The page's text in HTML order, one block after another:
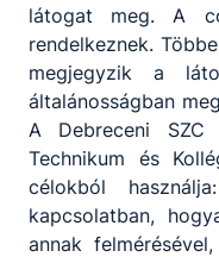
Hőségriadó miatt
nyitvatartás
A hőségriadó miatt
Ügyintézésre
10-ei héten lesz
látogat meg. A
rendelkeznek.
megjegyzik a
általánosságban
A Debreceni SZC
Technikum és
célokból
kapcsolatban,
annak